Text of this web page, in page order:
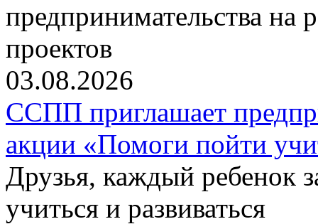
предпринимательства на
проектов
03.08.2026
ССПП приглашает
акции «Помоги пойти
Друзья, каждый ребенок
учиться и развиваться